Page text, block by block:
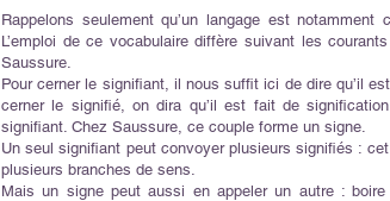
Rappelons seulement qu’un langage est
L’emploi de ce vocabulaire diffère suivant les
Saussure.
Pour cerner le signifiant, il nous suffit ici de dire qu’il
cerner le signifié, on dira qu’il est fait de
signifiant. Chez Saussure, ce couple forme un signe.
Un seul signifiant peut convoyer plusieurs signifiés :
plusieurs branches de sens.
Mais un signe peut aussi en appeler un autre :